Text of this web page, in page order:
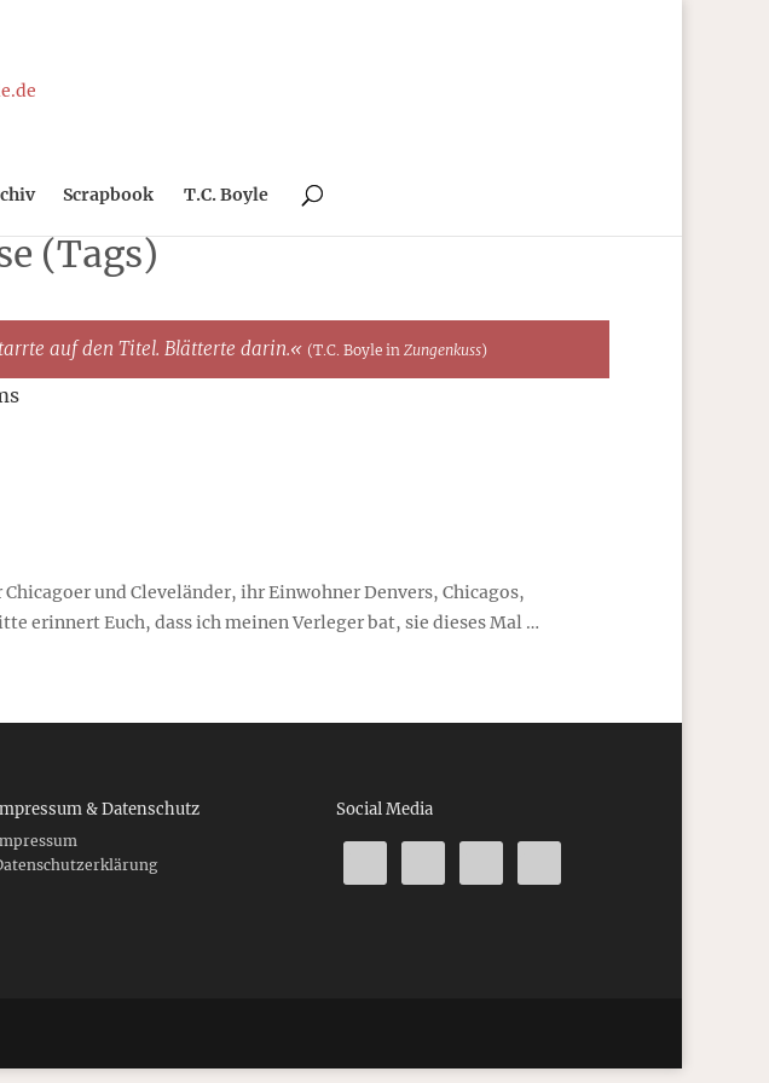
Scrapbook T.C. Boyle
(Tags)
auf den Titel. Blätterte darin.« (T.C. Boyle in Zungenkuss)
und Cleveländer, ihr Einwohner Denvers, Chicagos,
erinnert Euch, dass ich meinen Verleger bat, sie dieses Mal …
& Datenschutz Social Media